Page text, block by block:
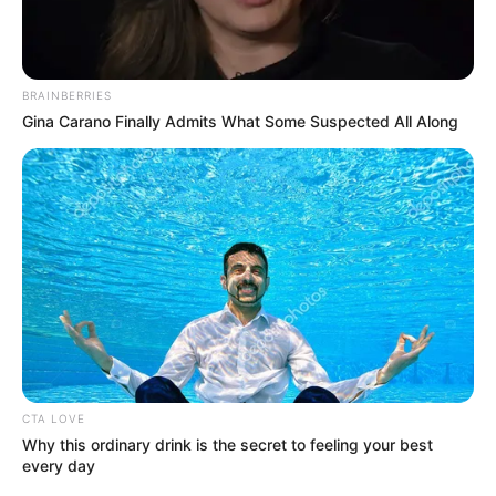
BRAINBERRIES
Gina Carano Finally Admits What Some Suspected All Along
CTA LOVE
Why this ordinary drink is the secret to feeling your best
every day